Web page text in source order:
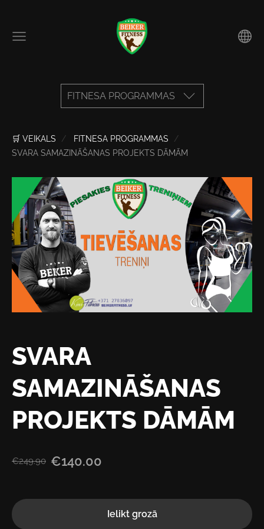
FITNESA PROGRAMMAS
🛒 VEIKALS
FITNESA PROGRAMMAS
SVARA SAMAZINĀŠANAS PROJEKTS DĀMĀM
SVARA
SAMAZINĀŠANAS
PROJEKTS DĀMĀM
€249.90 €140.00
Ielikt grozā